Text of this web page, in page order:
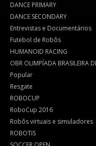
DANCE PRIMARY
DANCE SECONDARY
Entrevistas e Documentários
Futebol de Robôs
HUMANOID RACING
OBR OLIMPÍADA BRASILEIRA
Popular
Resgate
ROBOCUP
RoboCup 2016
Robôs virtuais e simuladores
ROBOTIS